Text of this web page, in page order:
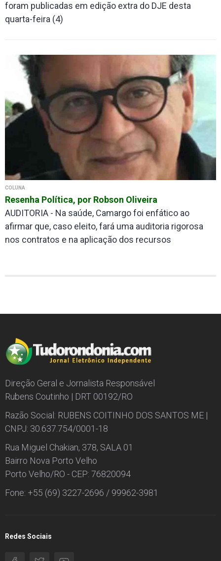
foram publicadas em edição extra do DJE desta
quarta-feira (4)
COLUNA
Resenha Política, por Robson Oliveira
AUDITORIA - Na saúde, Camargo foi enfático ao
afirmar que, caso eleito, fará uma auditoria rigorosa
nos contratos e na aplicação dos recursos
Direção Geral e Jornalista Responsável
Rubens Coutinho | DRT 00192/RO
Razão Social: RUBENS COITINHO DOS SANTOS ME |
CNPJ: 30.637.754/0001-18
Rua Miguel Chakian, 378, SALA 01
Bairro Nova Porto Velho
Porto Velho/RO - CEP: 76820094
Fone: +55 (69) 3227-2696 / 99962-3981
Redes Sociais